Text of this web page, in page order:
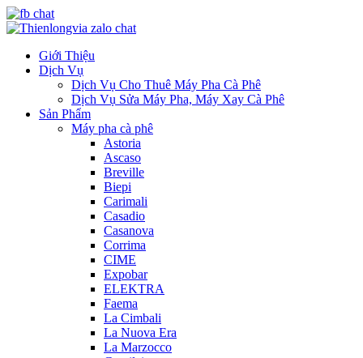
Giới Thiệu
Dịch Vụ
Dịch Vụ Cho Thuê Máy Pha Cà Phê
Dịch Vụ Sửa Máy Pha, Máy Xay Cà Phê
Sản Phẩm
Máy pha cà phê
Astoria
Ascaso
Breville
Biepi
Carimali
Casadio
Casanova
Corrima
CIME
Expobar
ELEKTRA
Faema
La Cimbali
La Nuova Era
La Marzocco